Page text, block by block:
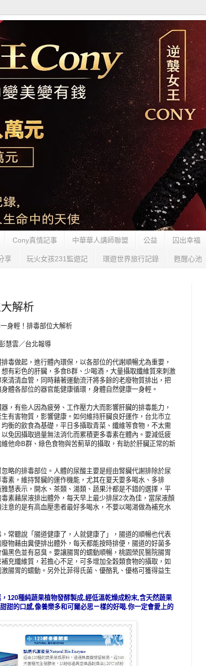
Cony真情記事 中華華人講師聯盟 公益 囚出幸福
享 玩火女孩231監遊記 環遊世界旅行記錄 甦醒心池
解析
身輕！排毒部位大解析
慧雲／台北報導
毒做起，進行體內環保，以各部位的代謝順暢尤為重要，
有彩色的肝臟，多食B群、少喝酒，大量攝取纖維質來刺激
清清血管，同時藉著運動流汗將多餘的老廢物質排出，把
體各部位的器官能健康循環，身體自然健康一身輕。
，有些人因為疲勞、工作壓力大而影響肝臟的排毒能力，
有害物質，影響健康。如何維持肝臟良好運作，台北市立
衡的飲食為基礎，平日多攝取青菜、纖維等食物，不太需
免因攝取過量無法消化而累積更多毒素在體內。要減低疲
他命B群、綠色食物與苦薊草的攝取，有助於肝臟正常的新
略的排毒部位。人體的尿酸主要是經由腎臟代謝排除於尿
素，維持腎臟的運作機能，尤其在夏天要多喝水、多排
慧表示，開水、茶類、湯類、蔬果汁都是不錯的選擇，平
素藉尿液排出體外，每天早上最少排尿2次為佳，當尿液顏
意的是有高血壓患者最好多喝水，不要以喝湯做為補充水
常聽說「腸道健康了，人就健康了」，腸道的順暢也代表
物藉由糞便排出體外，每天都能按時排便，腸道的好菌多
黑色並有惡臭。要讓腸胃的蠕動順暢，桃園榮民醫院腸胃
充纖維質，若擔心不足，可多增加全穀類食物的攝取，如
腸胃的蠕動。另外比菲得氏菌、優酪乳、優格可獲得益生
120種純蔬果植物發酵製成,經低溫乾燥成粉末,含天然蔬果
甜的口感,像養樂多和可爾必思ㄧ樣的好喝.你一定會愛上的